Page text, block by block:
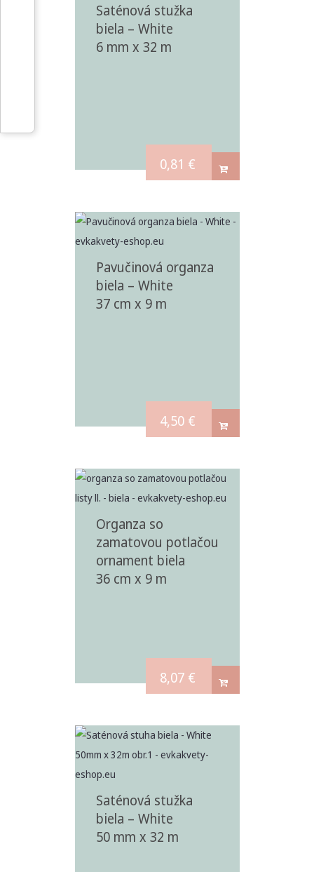
Saténová stužka
biela – White
6 mm x 32 m
0,81 €
Pavučinová organza
biela – White
37 cm x 9 m
4,50 €
Organza so
zamatovou potlačou
ornament biela
36 cm x 9 m
8,07 €
Saténová stužka
biela – White
50 mm x 32 m